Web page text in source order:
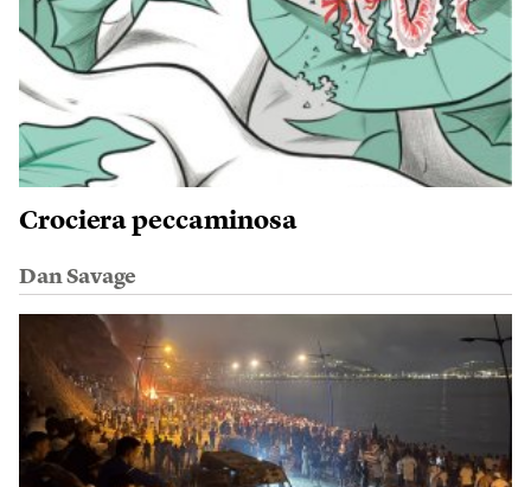
Crociera peccaminosa
Dan Savage